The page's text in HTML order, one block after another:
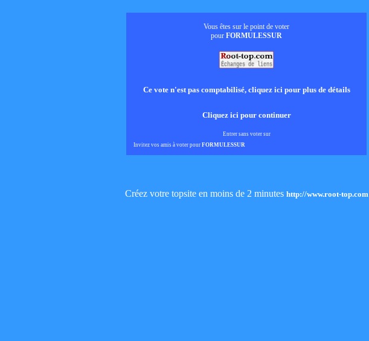
Vous êtes sur le point de voter
pour FORMULESSUR
Ce vote n'est pas comptabilisé, cliquez ici pour plus de détails
Cliquez ici pour continuer
Entrer sans voter sur
Invitez vos amis à voter pour FORMULESSUR
Créez votre topsite en moins de 2 minutes http://www.root-top.com